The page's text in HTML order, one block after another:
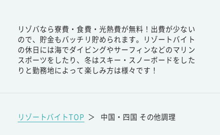
リゾバなら寮費・食費・光熱費が無料！出費が少ない
ので、貯金もバッチリ貯められます。リゾートバイト
の休日には海でダイビングやサーフィンなどのマリン
スポーツをしたり、冬はスキー・スノーボードをした
りと勤務地によって楽しみ方は様々です！
リゾートバイトTOP ＞ 中国・四国 その他調理